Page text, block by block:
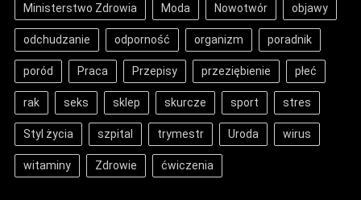
Ministerstwo Zdrowia Moda Nowotwór objawy
odchudzanie odporność organizm poradnik
poród Praca Przepisy przeziębienie płeć
rak seks sklep skurcze sport stres
Styl życia szpital trymestr Uroda wirus
witaminy Zdrowie ćwiczenia